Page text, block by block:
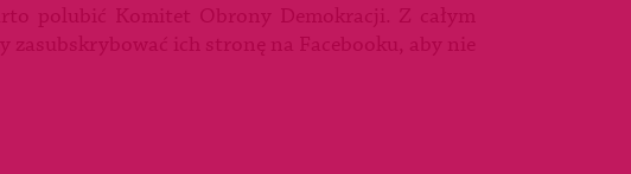
polubić Komitet Obrony Demokracji. Z całym
ich stronę na Facebooku, aby nie